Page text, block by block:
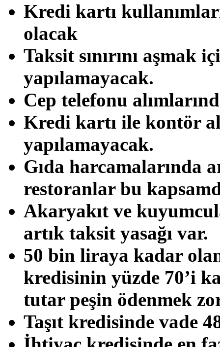
Kredi kartı
olacak
Taksit sınırını aşmak
yapılamayacak.
Cep telefonu
Kredi kartı ile kontör
yapılamayacak.
Gıda harcamalarında
restoranlar bu
Akaryakıt ve
artık taksit yasağı var.
50 bin liraya kadar
kredisinin yüzde 70’i
tutar peşin ödenmek
Taşıt kredisinde vade